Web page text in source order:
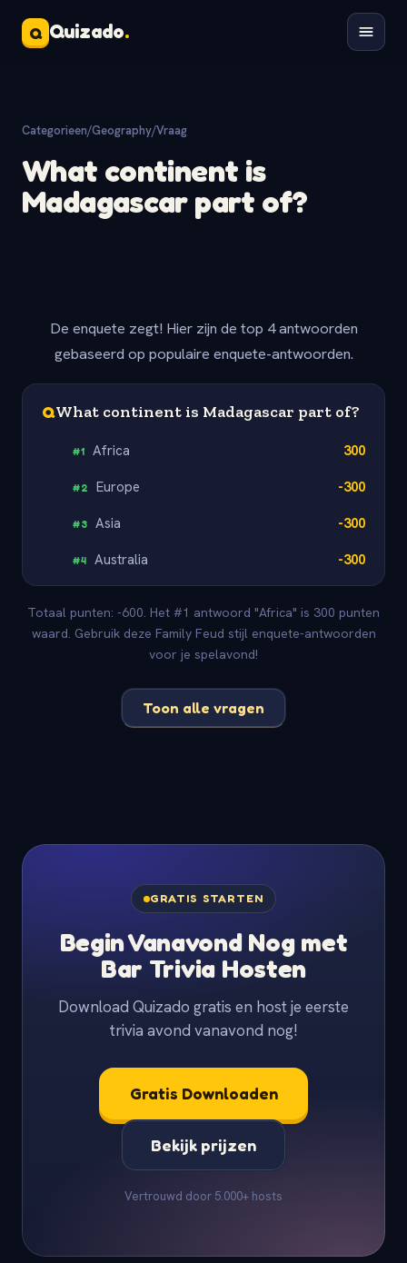
Q Quizado.
Categorieen/Geography/Vraag
What continent is
Madagascar part of?
De enquete zegt! Hier zijn de top 4 antwoorden
gebaseerd op populaire enquete-antwoorden.
QWhat continent is Madagascar part of?
#1 Africa 300
#2 Europe -300
#3 Asia -300
#4 Australia -300
Totaal punten: -600. Het #1 antwoord "Africa" is 300 punten
waard. Gebruik deze Family Feud stijl enquete-antwoorden
voor je spelavond!
Toon alle vragen
GRATIS STARTEN
Begin Vanavond Nog met
Bar Trivia Hosten
Download Quizado gratis en host je eerste
trivia avond vanavond nog!
Gratis Downloaden
Bekijk prijzen
Vertrouwd door 5.000+ hosts